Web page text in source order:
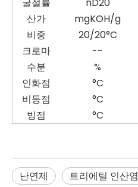
산가
mgKOH/g
비중
20/20°C
크로마
--
수분
%
인화점
°C
비등점
°C
빙점
°C
난연제 트리에틸 인산염